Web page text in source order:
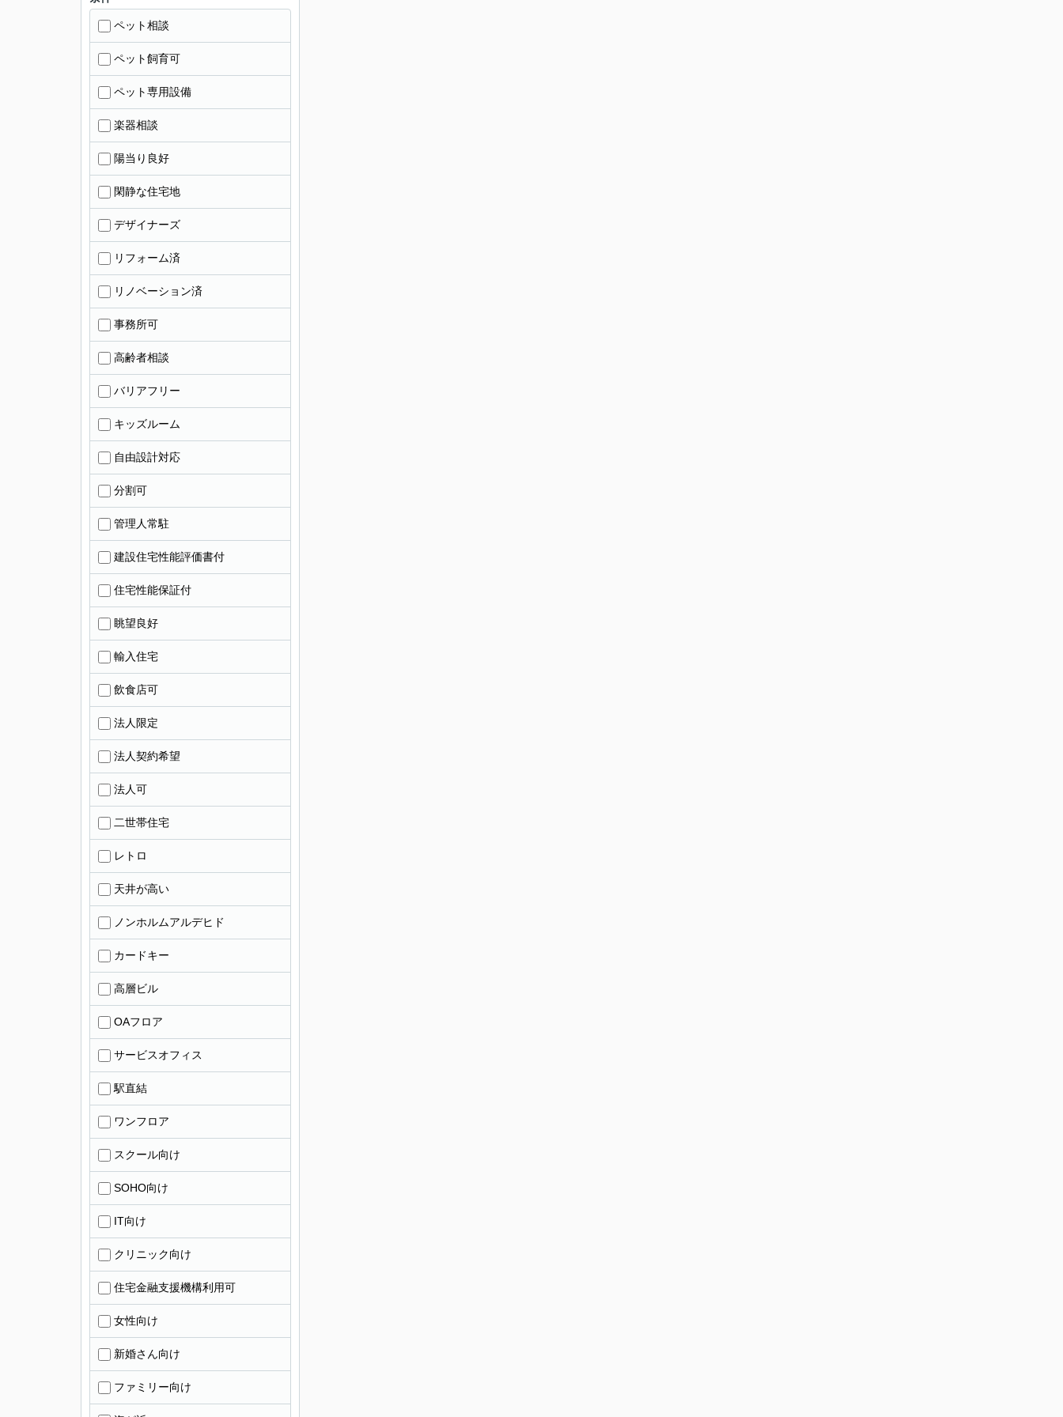
ペット相談
ペット飼育可
ペット専用設備
楽器相談
陽当り良好
閑静な住宅地
デザイナーズ
リフォーム済
リノベーション済
事務所可
高齢者相談
バリアフリー
キッズルーム
自由設計対応
分割可
管理人常駐
建設住宅性能評価書付
住宅性能保証付
眺望良好
輸入住宅
飲食店可
法人限定
法人契約希望
法人可
二世帯住宅
レトロ
天井が高い
ノンホルムアルデヒド
カードキー
高層ビル
OAフロア
サービスオフィス
駅直結
ワンフロア
スクール向け
SOHO向け
IT向け
クリニック向け
住宅金融支援機構利用可
女性向け
新婚さん向け
ファミリー向け